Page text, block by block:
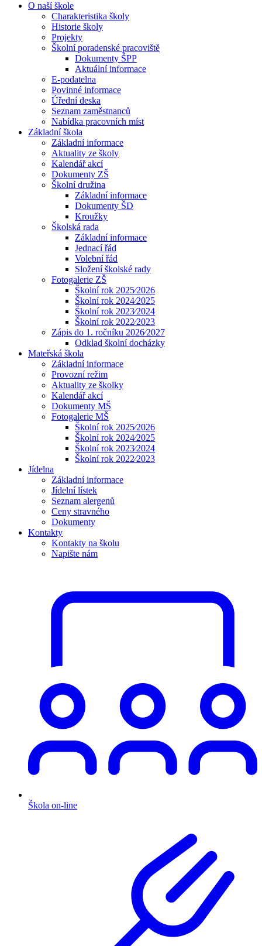
O naší škole
Charakteristika školy
Historie školy
Projekty
Školní poradenské pracoviště
Dokumenty ŠPP
Aktuální informace
E-podatelna
Povinné informace
Úřední deska
Seznam zaměstnanců
Nabídka pracovních míst
Základní škola
Základní informace
Aktuality ze školy
Kalendář akcí
Dokumenty ZŠ
Školní družina
Základní informace
Dokumenty ŠD
Kroužky
Školská rada
Základní informace
Jednací řád
Volební řád
Složení školské rady
Fotogalerie ZŠ
Školní rok 2025⁄2026
Školní rok 2024⁄2025
Školní rok 2023⁄2024
Školní rok 2022⁄2023
Zápis do 1. ročníku 2026⁄2027
Odklad školní docházky
Mateřská škola
Základní informace
Provozní režim
Aktuality ze školky
Kalendář akcí
Dokumenty MŠ
Fotogalerie MŠ
Školní rok 2025⁄2026
Školní rok 2024⁄2025
Školní rok 2023⁄2024
Školní rok 2022⁄2023
Jídelna
Základní informace
Jídelní lístek
Seznam alergenů
Ceny stravného
Dokumenty
Kontakty
Kontakty na školu
Napište nám
Škola on-line